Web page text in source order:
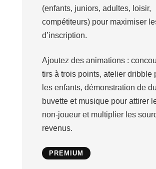
(enfants, juniors, adultes, loisir,
compétiteurs) pour maximiser
d’inscription.
Ajoutez des animations :
tirs à trois points, atelier dribble
les enfants, démonstration de
buvette et musique pour attirer
non-joueur et multiplier les
revenus.
PREMIUM